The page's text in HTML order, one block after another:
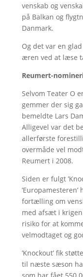
venskab og
på Balkan og
Danmark.
Og det var en
æren ved at læse
Reumert-
Selvom Teater O
gemmer der sig
bemeldte Lars
Alligevel var det
allerførste
overmåde vel
Reumert i 2008.
Siden er fulgt
fortælling om
med afsæt i
risiko for at
velmodtaget og
’Knockout’ fik
til næste sæson